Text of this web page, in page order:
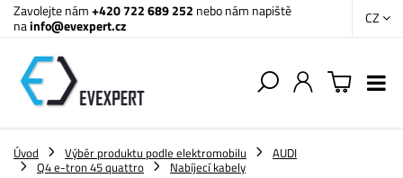
Zavolejte nám+420 722 689 252 nebo nám napiště
nainfo@evexpert.cz CZ
Úvod Výběr produktu podle elektromobilu
AUDI
Q4 e-tron 45 quattro
Nabíjecí kabely